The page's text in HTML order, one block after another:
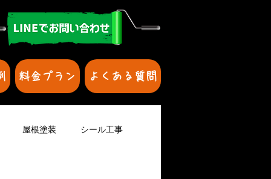
料金プラン よくある質問
屋根塗装 シール工事